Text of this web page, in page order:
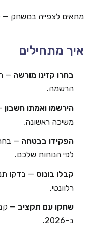
מתאים לצפייה במשחק —
איך מתחילים
בחרו קזינו מורשה —
הרשמה.
הירשמו ואמתו חשבון
משיכה ראשונה.
הפקידו בבטחה
לפי הנוחות שלכם.
קבלו בונוס
רלוונטי.
שחקו עם תקציב —
ב-2026.